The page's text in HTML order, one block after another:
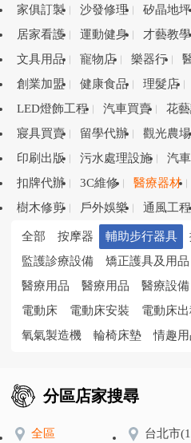
家俱訂製
沙發修理 矽晶地坪
居家看護
運動健身 才藝教學
文具用品
寵物店 樂器行
創業加盟
健康食品 理髮店
LED燈飾工程
汽車買賣 花
寢具買賣
留學代辦 觀光農場
印刷出版
污水處理設施 汽
扣牌代辦
3C維修 醫療器材
樹木修剪
戶外娛樂 通風工程
全部 按摩器 輔助步行器具
監護診療設備
矯正護具及用品
醫療用品
醫療用品 醫療設備
電動床
電動床安裝 電動床出
氧氣製造機
輪椅床墊 情趣用
分區店家搜尋
全區 台北市